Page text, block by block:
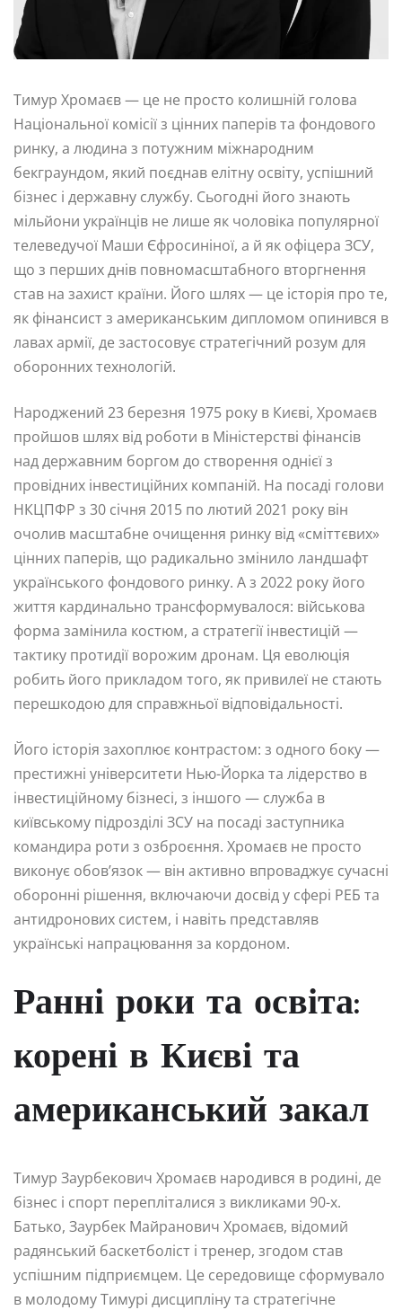
Тимур Хромаєв — це не просто колишній голова
Національної комісії з цінних паперів та фондового
ринку, а людина з потужним міжнародним
бекграундом, який поєднав елітну освіту, успішний
бізнес і державну службу. Сьогодні його знають
мільйони українців не лише як чоловіка популярної
телеведучої Маши Єфросиніної, а й як офіцера ЗСУ,
що з перших днів повномасштабного вторгнення
став на захист країни. Його шлях — це історія про те,
як фінансист з американським дипломом опинився в
лавах армії, де застосовує стратегічний розум для
оборонних технологій.
Народжений 23 березня 1975 року в Києві, Хромаєв
пройшов шлях від роботи в Міністерстві фінансів
над державним боргом до створення однієї з
провідних інвестиційних компаній. На посаді голови
НКЦПФР з 30 січня 2015 по лютий 2021 року він
очолив масштабне очищення ринку від «сміттєвих»
цінних паперів, що радикально змінило ландшафт
українського фондового ринку. А з 2022 року його
життя кардинально трансформувалося: військова
форма замінила костюм, а стратегії інвестицій —
тактику протидії ворожим дронам. Ця еволюція
робить його прикладом того, як привилеї не стають
перешкодою для справжньої відповідальності.
Його історія захоплює контрастом: з одного боку —
престижні університети Нью-Йорка та лідерство в
інвестиційному бізнесі, з іншого — служба в
київському підрозділі ЗСУ на посаді заступника
командира роти з озброєння. Хромаєв не просто
виконує обов’язок — він активно впроваджує сучасні
оборонні рішення, включаючи досвід у сфері РЕБ та
антидронових систем, і навіть представляв
українські напрацювання за кордоном.
Ранні роки та освіта:
корені в Києві та
американський закал
Тимур Заурбекович Хромаєв народився в родині, де
бізнес і спорт перепліталися з викликами 90-х.
Батько, Заурбек Майранович Хромаєв, відомий
радянський баскетболіст і тренер, згодом став
успішним підприємцем. Це середовище сформувало
в молодому Тимурі дисципліну та стратегічне